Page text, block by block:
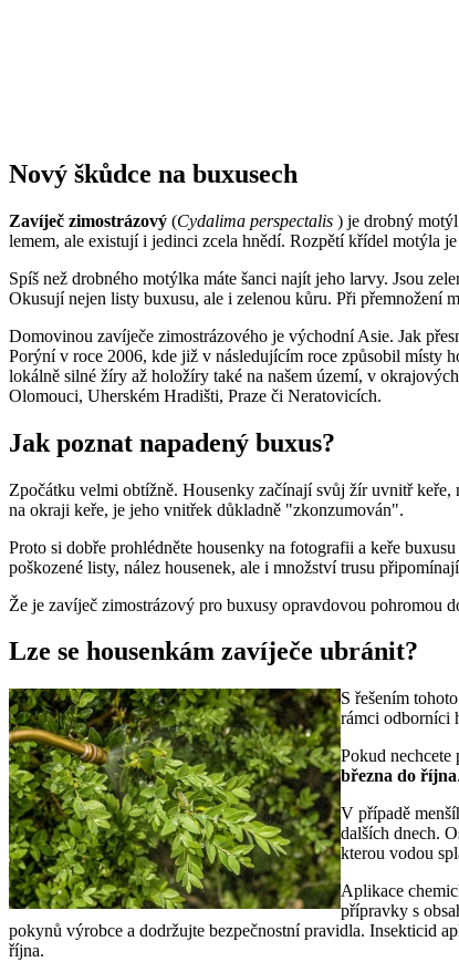
Nový škůdce na buxusech
Zavíječ zimostrázový (Cydalima perspectalis ) je drobný
lemem, ale existují i jedinci zcela hnědí. Rozpětí křídel motýla
Spíš než drobného motýlka máte šanci najít jeho larvy. Jsou
Okusují nejen listy buxusu, ale i zelenou kůru. Při přemnožení
Domovinou zavíječe zimostrázového je východní Asie. Jak
Porýní v roce 2006, kde již v následujícím roce způsobil místy
lokálně silné žíry až holožíry také na našem území, v
Olomouci, Uherském Hradišti, Praze či Neratovicích.
Jak poznat napadený buxus?
Zpočátku velmi obtížně. Housenky začínají svůj žír uvnitř keře,
na okraji keře, je jeho vnitřek důkladně "zkonzumován".
Proto si dobře prohlédněte housenky na fotografii a keře
poškozené listy, nález housenek, ale i množství trusu
Že je zavíječ zimostrázový pro buxusy opravdovou pohromou
Lze se housenkám zavíječe ubránit?
S řešením
rámci odborníci
Pokud
března do října
V případě
dalších dnech.
kterou vodou
Aplikace
přípravky s
pokynů výrobce a dodržujte bezpečnostní pravidla. Insekticid
října.